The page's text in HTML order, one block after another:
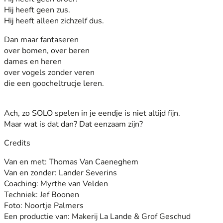
Hij heeft geen zus.
Hij heeft alleen zichzelf dus.
Dan maar fantaseren
over bomen, over beren
dames en heren
over vogels zonder veren
die een goocheltrucje leren.
Ach, zo SOLO spelen in je eendje is niet altijd fijn.
Maar wat is dat dan? Dat eenzaam zijn?
Credits
Van en met: Thomas Van Caeneghem
Van en zonder: Lander Severins
Coaching: Myrthe van Velden
Techniek: Jef Boonen
Foto: Noortje Palmers
Een productie van: Makerij La Lande & Grof Geschud